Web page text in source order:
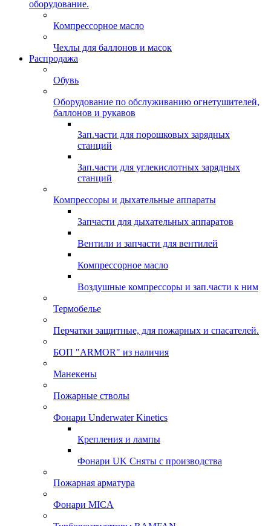
оборудование.
Компрессорное масло
Чехлы для баллонов и масок
Распродажа
Обувь
Оборудование по обслуживанию огнетушителей,
баллонов и рукавов
Зап.части для порошковых зарядных
станций
Зап.части для углекислотных зарядных
станций
Компрессоры и дыхательные аппараты
Запчасти для дыхательных аппаратов
Вентили и запчасти для вентилей
Компрессорное масло
Воздушные компрессоры и зап.части к ним
Термобелье
Перчатки защитные, для пожарных и спасателей.
БОП "ARMOR" из наличия
Манекены
Пожарные стволы
Фонари Underwater Kinetics
Крепления и лампы
Фонари UK Сняты с производства
Пожарная арматура
Фонари MICA